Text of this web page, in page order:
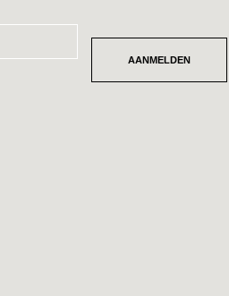
AANMELDEN